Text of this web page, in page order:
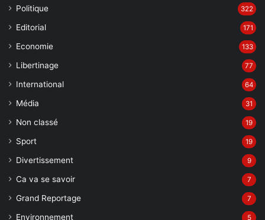
Politique 322
Editorial 171
Economie 133
Libertinage 77
International 64
Média 31
Non classé 19
Sport 19
Divertissement 9
Ca va se savoir 7
Grand Reportage 7
Environnement 5